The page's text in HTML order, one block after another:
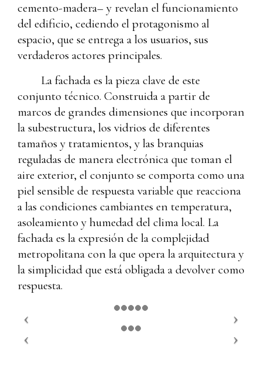
cemento-madera– y revelan el funcionamiento
del edificio, cediendo el protagonismo al
espacio, que se entrega a los usuarios, sus
verdaderos actores principales.
La fachada es la pieza clave de este
conjunto técnico. Construida a partir de
marcos de grandes dimensiones que incorporan
la subestructura, los vidrios de diferentes
tamaños y tratamientos, y las branquias
reguladas de manera electrónica que toman el
aire exterior, el conjunto se comporta como una
piel sensible de respuesta variable que reacciona
a las condiciones cambiantes en temperatura,
asoleamiento y humedad del clima local. La
fachada es la expresión de la complejidad
metropolitana con la que opera la arquitectura y
la simplicidad que está obligada a devolver como
respuesta.